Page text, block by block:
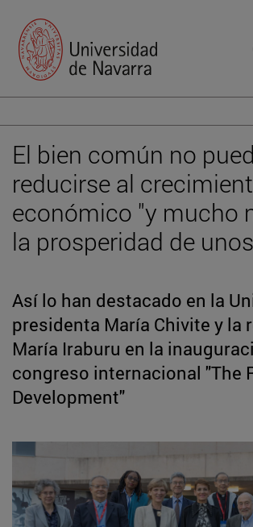
El bien común no
reducirse al
económico "y mucho
la prosperidad de
Así lo han destacado en la
presidenta María Chivite y la
María Iraburu en la
congreso internacional "The
Development"